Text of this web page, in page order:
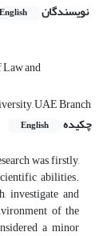
نویسندگان English
and
UAE Branch
چکیده
English
was, firstly,
abilities.
investigate and
of the
a minor